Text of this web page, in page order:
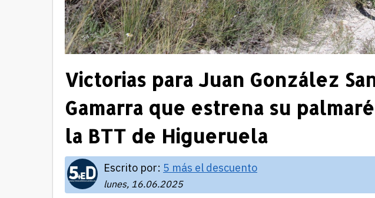
Victorias para Juan González
Gamarra que estrena su
la BTT de Higueruela
Escrito por: 5 más el descuento
lunes, 16.06.2025